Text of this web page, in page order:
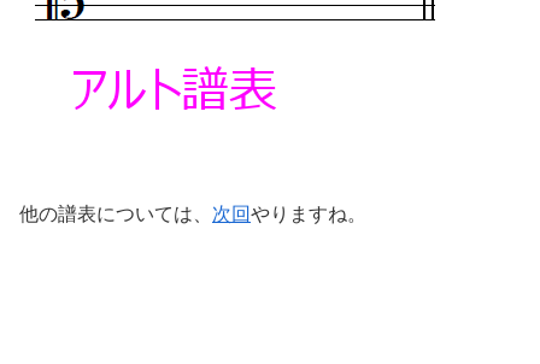
他の譜表については、 次回やりますね。